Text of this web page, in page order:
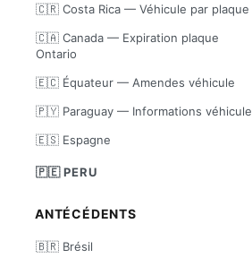
🇨🇷 Costa Rica — Véhicule par plaque
🇨🇦 Canada — Expiration plaque
Ontario
🇪🇨 Équateur — Amendes véhicule
🇵🇾 Paraguay — Informations véhicule
🇪🇸 Espagne
🇵🇪 PERU
ANTÉCÉDENTS
🇧🇷 Brésil